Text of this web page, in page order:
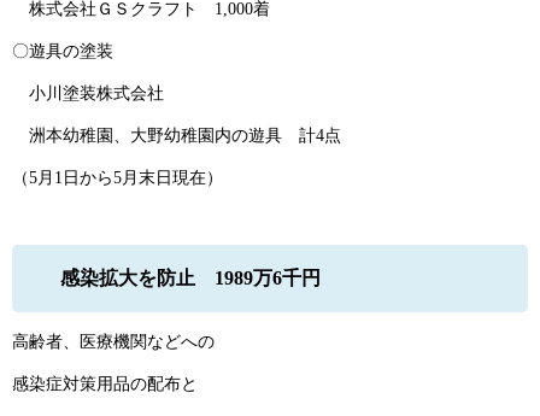
株式会社ＧＳクラフト 1,000着
〇遊具の塗装
小川塗装株式会社
洲本幼稚園、大野幼稚園内の遊具 計4点
（5月1日から5月末日現在）
感染拡大を防止 1989万6千円
高齢者、医療機関などへの
感染症対策用品の配布と